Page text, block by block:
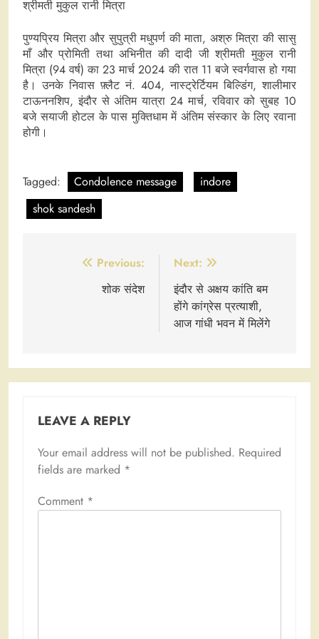
श्रीमती मुकुल रानी मित्रा
पुण्यप्रिय मित्रा और सुपुत्री मधुपर्ण की माता, अश्रु मित्रा की सासु
माँ और प्रोमिती तथा अभिनीत की दादी जी श्रीमती मुकुल रानी
मित्रा (94 वर्ष) का 23 मार्च 2024 की रात 11 बजे स्वर्गवास हो गया
है। उनके निवास फ़्लैट नं. 404, नास्ट्रेर्टियम बिल्डिंग, शालीमार
टाऊननशिप, इंदौर से अंतिम यात्रा 24 मार्च, रविवार को सुबह 10
बजे सयाजी होटल के पास मुक्तिधाम में अंतिम संस्कार के लिए रवाना
होगी।
Tagged: Condolence message
indore
shok sandesh
navigation
Previous:
शोक संदेश
Next:
इंदौर से अक्षय कांति बम
होंगे कांग्रेस प्रत्याशी,
आज गांधी भवन में मिलेंगे
LEAVE A REPLY
Your email address will not be published. Required
fields are marked *
Comment *